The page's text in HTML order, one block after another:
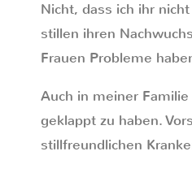
Nicht, dass ich ihr
stillen ihren
Frauen Probleme
Auch in meiner
geklappt zu haben.
stillfreundlichen